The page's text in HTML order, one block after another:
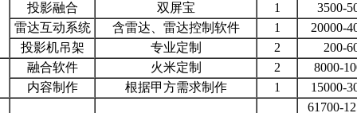
投影融合
双屏宝 1
3500-
雷达互动系统
含雷达、雷达控制软件 1
20000-
投影机吊架
专业定制 2
200-
融合软件
火米定制 2
8000-
内容制作
根据甲方需求制作 1
15000-
61700-